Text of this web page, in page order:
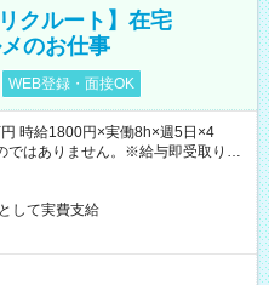
クルート】在宅
のお仕事
WEB登録・面接OK
時給1800円×実働8h×週5日×4
はありません。※給与即受取りサ
して実費支給